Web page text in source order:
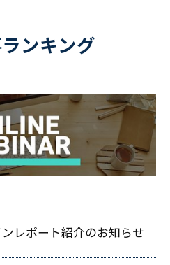
ンキング
レポート紹介のお知らせ